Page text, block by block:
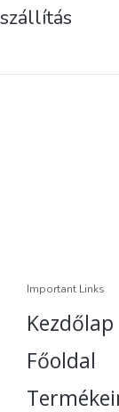
szállítás
Important Links
Kezdőlap
Főoldal